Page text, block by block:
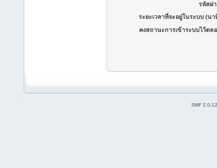
รหัสผ่
ระยะเวลาที่จะอยู่ในระบบ (นา
คงสถานะการเข้าระบบไว้ตล
SMF 2.0.12